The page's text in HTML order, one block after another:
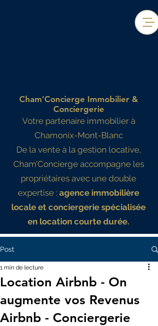
Cham’Concierge Immobilier &
Conciergerie
Votre partenaire immobilier à
Chamonix-Mont-Blanc
De la vente à la gestion locative,
Cham’Concierge accompagne les
propriétaires avec une double
expertise : agence immobilière
locale et conciergerie spécialisée
en location courte durée.
Post
Location Airbnb - On
augmente vos Revenus
Airbnb - Conciergerie
1 min de lecture